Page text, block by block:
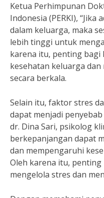
Ketua Perhimpunan
Indonesia (PERKI),
dalam keluarga, maka
lebih tinggi untuk
karena itu, penting bagi
kesehatan keluarga
secara berkala.
Selain itu, faktor stres
dapat menjadi
dr. Dina Sari, psikolog
berkepanjangan dapat
dan mempengaruhi
Oleh karena itu,
mengelola stres dan